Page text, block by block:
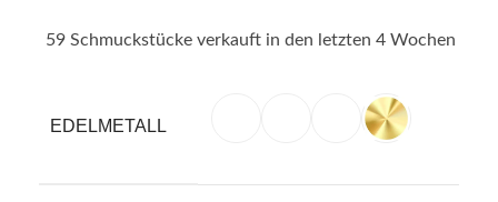
59 Schmuckstücke verkauft in den letzten 4 Wochen
EDELMETALL